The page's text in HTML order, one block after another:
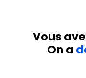
Vous
On a